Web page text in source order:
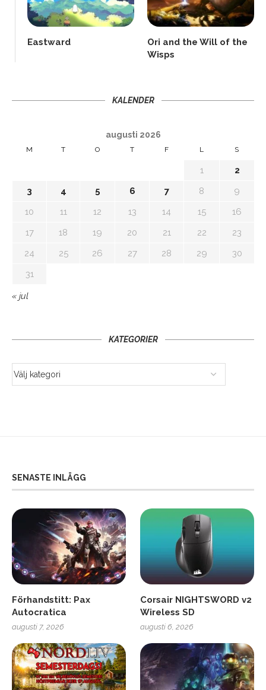
Eastward
Ori and the Will of the
Wisps
KALENDER
augusti 2026
M T O T F L S
1
2
3
4 5 6 7 8
9
10
11 12 13 14 15
16
17
18 19 20 21 22
23
24
25 26 27 28 29
30
31
« jul
KATEGORIER
SENASTE INLÄGG
Förhandstitt: Pax
Autocratica
augusti 7, 2026
Corsair NIGHTSWORD v2
Wireless SD
augusti 6, 2026